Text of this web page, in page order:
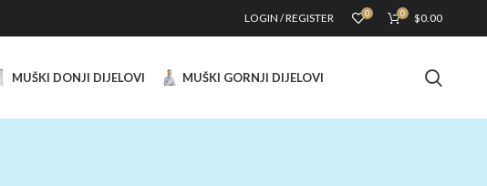
LOGIN / REGISTER 0 0 $0.00
MUŠKI DONJI DIJELOVI MUŠKI GORNJI DIJELOVI